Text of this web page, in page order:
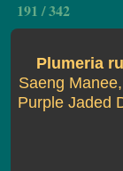
191 / 342
Plumeria
Saeng
Purple Jaded